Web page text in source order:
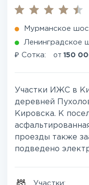
Мурманское
Ленинградское
₽ Сотка: от 150
Участки ИЖС в
деревней
Кировска. К
проезды также
подведено
Участки: